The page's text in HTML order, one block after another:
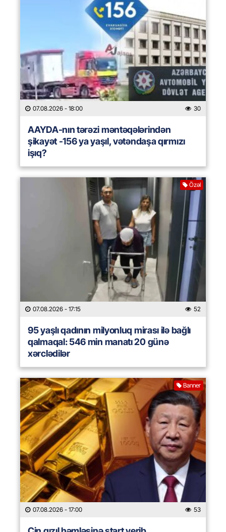
07.08.2026 - 18:00 30
AAYDA-nın tərəzi məntəqələrindən
şikayət -156 ya yaşıl, vətəndaşa qırmızı
işıq?
Özəl
07.08.2026 - 17:15 52
95 yaşlı qadının milyonluq mirası ilə bağlı
qalmaqal: 546 min manatı 20 günə
xərclədilər
Banner
07.08.2026 - 17:00 53